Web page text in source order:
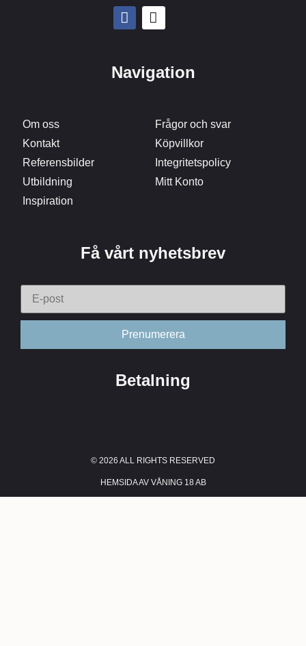
Navigation
Om oss
Kontakt
Referensbilder
Utbildning
Inspiration
Frågor och svar
Köpvillkor
Integritetspolicy
Mitt Konto
Få vårt nyhetsbrev
Betalning
© 2026 ALL RIGHTS RESERVED​
HEMSIDA AV VÅNING 18 AB